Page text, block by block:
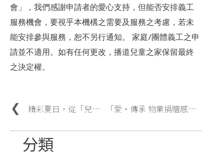
會」，我們感謝申請者的愛心支持，但能否安排義工
服務機會，要視乎本機構之需要及服務之考慮，若未
能安排參與服務，恕不另行通知。 家庭/團體義工之申
請並不適用。如有任何更改，播道兒童之家保留最終
之決定權。
「愛‧傳承 物業捐贈感恩會」- 院友家屬燃亮無家青年未來
精彩夏日，從「兒童日間院護活動」開始！暑期及課餘活動 報名從速!
分類